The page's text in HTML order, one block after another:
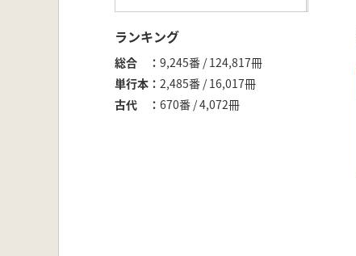
ランキング
総合
9,245番 / 124,817冊
単行本
2,485番 / 16,017冊
古代
670番 / 4,072冊